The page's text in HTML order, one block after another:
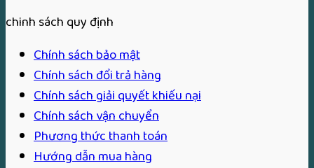
chinh sách quy định
Chính sách bảo mật
Chính sách đổi trả hàng
Chính sách giải quyết khiếu nại
Chính sách vận chuyển
Phương thức thanh toán
Hướng dẫn mua hàng